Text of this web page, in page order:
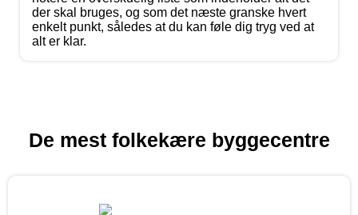
der skal bruges, og som det næste granske hvert
enkelt punkt, således at du kan føle dig tryg ved at
alt er klar.
De mest folkekære byggecentre